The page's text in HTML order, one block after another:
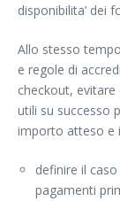
disponibilita’ dei
Allo stesso
e regole di
checkout,
utili su successo
importo atteso e
definire il
pagamenti